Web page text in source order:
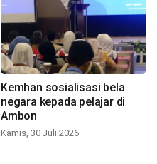
Kemhan sosialisasi bela
negara kepada pelajar di
Ambon
Kamis, 30 Juli 2026